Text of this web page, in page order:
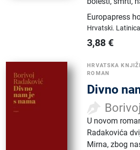
Europapress
Hrvatski.
3,88 €
HRVATSKA
ROMAN
Divno
U novom
Radakovića
Mirna, zbog